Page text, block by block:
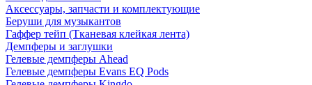
Аксессуары, запчасти и комплектующие
Беруши для музыкантов
Гаффер тейп (Тканевая клейкая лента)
Демпферы и заглушки
Гелевые демпферы Ahead
Гелевые демпферы Evans EQ Pods